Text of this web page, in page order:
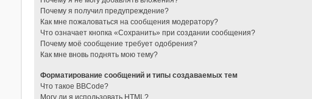
Почему я получил предупреждение?
Как мне пожаловаться на сообщения модератору?
Что означает кнопка «Сохранить» при создании сообщения?
Почему моё сообщение требует одобрения?
Как мне вновь поднять мою тему?
Форматирование сообщений и типы создаваемых тем
Что такое BBCode?
Могу ли я использовать HTML?